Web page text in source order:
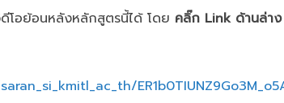
ดีโอย้อนหลังหลักสูตรนี้ได้ โดย คลิ๊ก Link ด้านล่าง